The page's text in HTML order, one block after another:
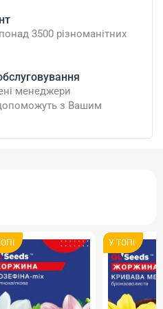
3500 різноманітних
менеджери
з Вашим
У ТОПI